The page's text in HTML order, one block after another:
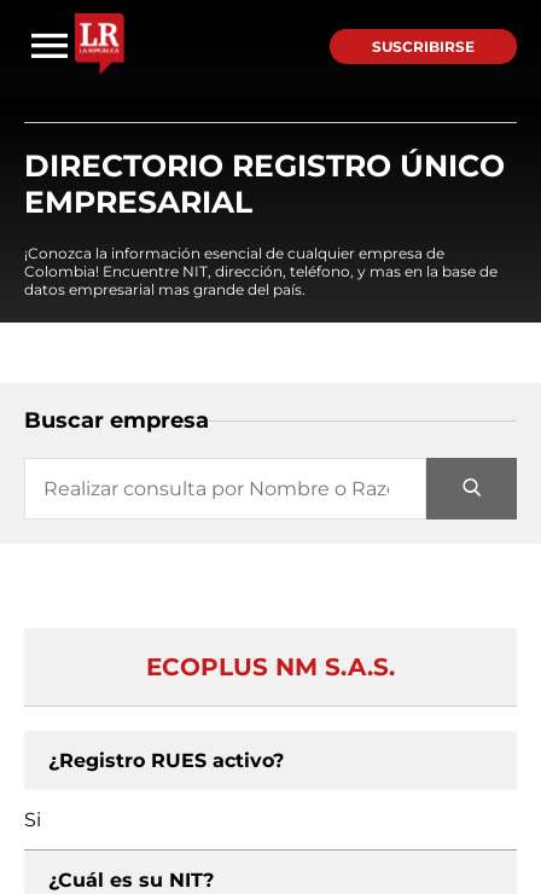
SUSCRIBIRSE
DIRECTORIO REGISTRO ÚNICO
EMPRESARIAL
¡Conozca la información esencial de cualquier empresa de
Colombia! Encuentre NIT, dirección, teléfono, y mas en la base de
datos empresarial mas grande del país.
Buscar empresa
ECOPLUS NM S.A.S.
¿Registro RUES activo?
Si
¿Cuál es su NIT?